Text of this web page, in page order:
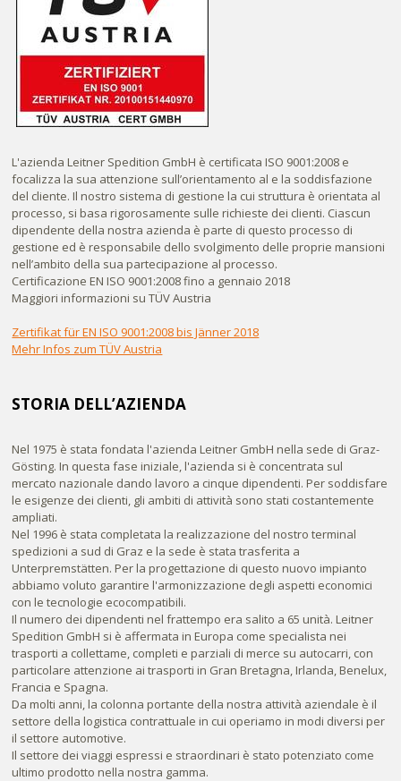
L'azienda Leitner Spedition GmbH è certificata ISO 9001:2008 e
focalizza la sua attenzione sull’orientamento al e la soddisfazione
del cliente. Il nostro sistema di gestione la cui struttura è orientata al
processo, si basa rigorosamente sulle richieste dei clienti. Ciascun
dipendente della nostra azienda è parte di questo processo di
gestione ed è responsabile dello svolgimento delle proprie mansioni
nell’ambito della sua partecipazione al processo.
Certificazione EN ISO 9001:2008 fino a gennaio 2018
Maggiori informazioni su TÜV Austria
Zertifikat für EN ISO 9001:2008 bis Jänner 2018
Mehr Infos zum TÜV Austria
STORIA DELL’AZIENDA
Nel 1975 è stata fondata l'azienda Leitner GmbH nella sede di Graz-
Gösting. In questa fase iniziale, l'azienda si è concentrata sul
mercato nazionale dando lavoro a cinque dipendenti. Per soddisfare
le esigenze dei clienti, gli ambiti di attività sono stati costantemente
ampliati.
Nel 1996 è stata completata la realizzazione del nostro terminal
spedizioni a sud di Graz e la sede è stata trasferita a
Unterpremstätten. Per la progettazione di questo nuovo impianto
abbiamo voluto garantire l'armonizzazione degli aspetti economici
con le tecnologie ecocompatibili.
Il numero dei dipendenti nel frattempo era salito a 65 unità. Leitner
Spedition GmbH si è affermata in Europa come specialista nei
trasporti a collettame, completi e parziali di merce su autocarri, con
particolare attenzione ai trasporti in Gran Bretagna, Irlanda, Benelux,
Francia e Spagna.
Da molti anni, la colonna portante della nostra attività aziendale è il
settore della logistica contrattuale in cui operiamo in modi diversi per
il settore automotive.
Il settore dei viaggi espressi e straordinari è stato potenziato come
ultimo prodotto nella nostra gamma.